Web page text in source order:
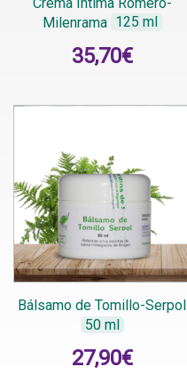
Milenrama 125 ml
35,70€
Bálsamo de Tomillo-Serpol
50 ml
27,90€